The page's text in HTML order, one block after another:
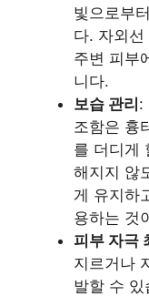
빛으로부
다. 자외
주변 피부
니다.
보습 관리:
조함은 흉
를 더디게
해지지 않
게 유지하
용하는 것
피부 자극
지르거나
발할 수